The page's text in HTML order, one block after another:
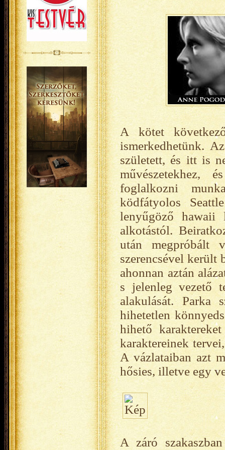
A kötet
ismerkedhetünk.
született, és itt is
művészetekhez,
foglalkozni
ködfátyolos
lenyűgöző
alkotástól.
után megpróbált
szerencsével került
ahonnan aztán
s jelenleg vezető
alakulását. Parka
hihetetlen
hihető
karaktereinek
A vázlataiban azt
hősies, illetve egy
A záró